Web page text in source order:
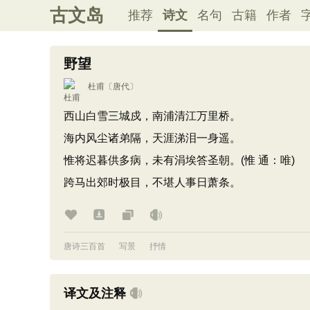
古文岛 推荐 诗文 名句 古籍 作者
野望
杜甫 〔唐代〕
西山白雪三城戍，南浦清江万里桥。
海内风尘诸弟隔，天涯涕泪一身遥。
惟将迟暮供多病，未有涓埃答圣朝。(惟 通：唯)
跨马出郊时极目，不堪人事日萧条。
唐诗三百首 写景 抒情
译文及注释